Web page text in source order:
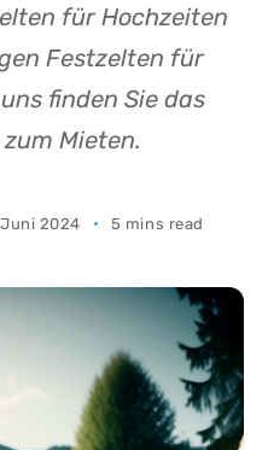
für Hochzeiten
Festzelten für
finden Sie das
Mieten.
2024 5 mins read